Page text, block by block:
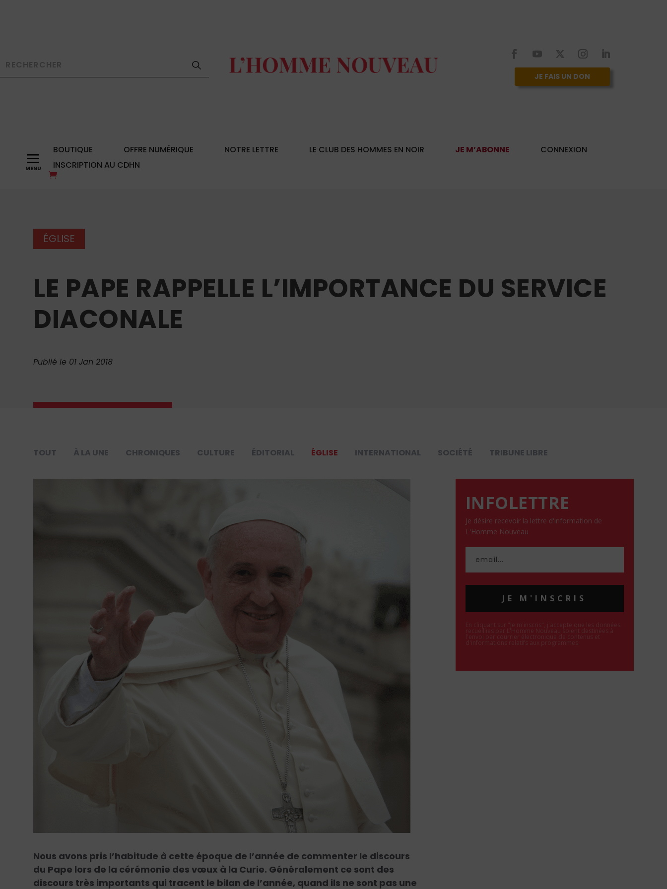
JE FAIS UN DON
a BOUTIQUE OFFRE NUMÉRIQUE NOTRE LETTRE LE CLUB DES HOMMES EN NOIR JE M’ABONNE
CONNEXION
INSCRIPTION AU CDHN
ÉGLISE
LE PAPE RAPPELLE L’IMPORTANCE DU SERVICE
DIACONALE
Publié le 01 Jan 2018
TOUT À LA UNE CHRONIQUES CULTURE ÉDITORIAL ÉGLISE INTERNATIONAL SOCIÉTÉ TRIBUNE LIBRE
Nous avons pris l’habitude à cette époque de l’année de commenter le discours
du Pape lors de la cérémonie des vœux à la Curie. Généralement ce sont des
discours très importants qui tracent le bilan de l’année, quand ils ne sont pas une
INFOLETTRE
Je désire recevoir la lettre d'information de
L'Homme Nouveau
JE M'INSCRIS
En cliquant sur "Je m'inscris", j'accepte que les données
recueillies par L'Homme Nouveau soient destinées à
l'envoi par courrier électronique de contenus et
d'informations relatifs aux programmes.